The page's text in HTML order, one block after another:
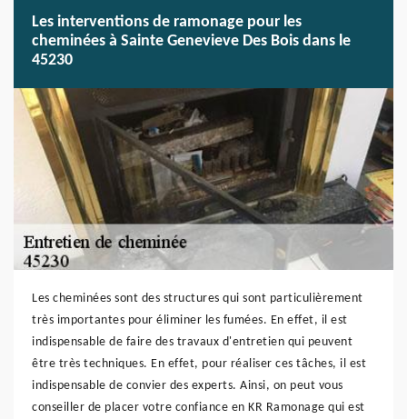
Les interventions de ramonage pour les
cheminées à Sainte Genevieve Des Bois dans le
45230
Les cheminées sont des structures qui sont particulièrement
très importantes pour éliminer les fumées. En effet, il est
indispensable de faire des travaux d'entretien qui peuvent
être très techniques. En effet, pour réaliser ces tâches, il est
indispensable de convier des experts. Ainsi, on peut vous
conseiller de placer votre confiance en KR Ramonage qui est